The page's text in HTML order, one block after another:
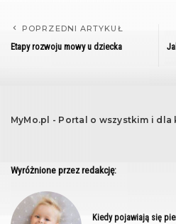
POPRZEDNI ARTYKUŁ
Etapy rozwoju mowy u dziecka
MyMo.pl - Portal o wszystkim i dla
Wyróżnione przez redakcję:
Kiedy pojawiają się